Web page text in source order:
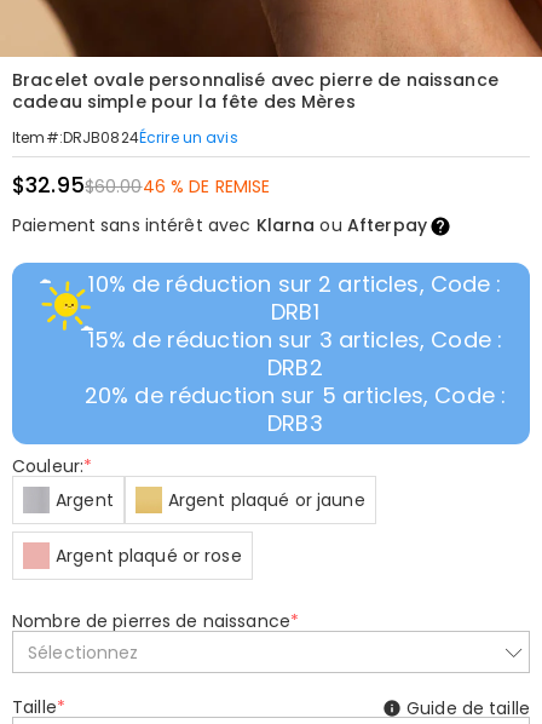
Bracelet ovale personnalisé avec pierre de naissance
cadeau simple pour la fête des Mères
Item#:DRJB0824Écrire un avis
$32.95$60.0046 % DE REMISE
Paiement sans intérêt avec Klarna ou Afterpay
10% de réduction sur 2 articles, Code :
DRB1
15% de réduction sur 3 articles, Code :
DRB2
20% de réduction sur 5 articles, Code :
DRB3
Couleur:*
Argent
Argent plaqué or jaune
Argent plaqué or rose
Nombre de pierres de naissance*
Sélectionnez
Taille*
Guide de taille